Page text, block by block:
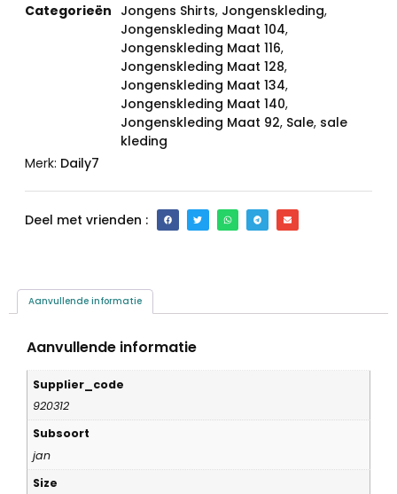
Categorieën Jongens Shirts, Jongenskleding,
Jongenskleding Maat 104,
Jongenskleding Maat 116,
Jongenskleding Maat 128,
Jongenskleding Maat 134,
Jongenskleding Maat 140,
Jongenskleding Maat 92, Sale, sale
kleding
Merk: Daily7
Deel met vrienden :
Aanvullende informatie
Aanvullende informatie
Supplier_code
920312
Subsoort
jan
Size